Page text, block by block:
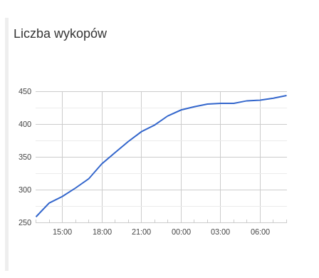
Liczba wykopów
15:00 18:00 21:00 00:00 03:00 06:00
250
300
350
400
450